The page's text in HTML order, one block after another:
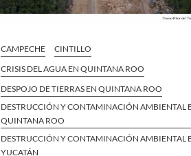
CAMPECHE
CINTILLO
CRISIS DEL AGUA EN QUINTANA ROO
DESPOJO DE TIERRAS EN QUINTANA ROO
DESTRUCCIÓN Y CONTAMINACIÓN AMBIENTAL
QUINTANA ROO
DESTRUCCIÓN Y CONTAMINACIÓN AMBIENTAL
YUCATÁN